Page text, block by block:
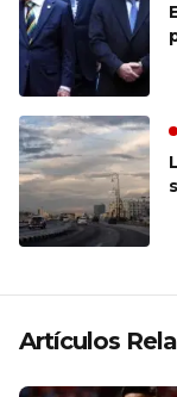
Artículos